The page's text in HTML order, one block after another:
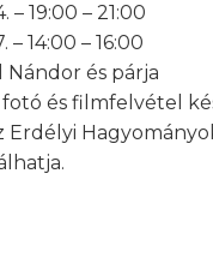
19:00 – 21:00
14:00 – 16:00
Nándor és párja
és filmfelvétel